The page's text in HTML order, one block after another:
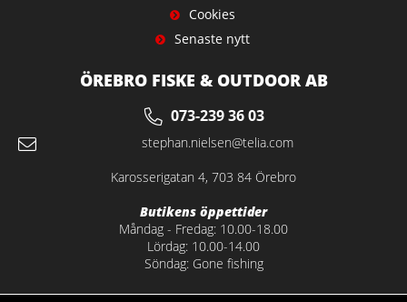
Cookies
Senaste nytt
ÖREBRO FISKE & OUTDOOR AB
073-239 36 03
stephan.nielsen@telia.com
Karosserigatan 4, 703 84 Örebro
Butikens öppettider
Måndag - Fredag: 10.00-18.00
Lördag: 10.00-14.00
Söndag: Gone fishing